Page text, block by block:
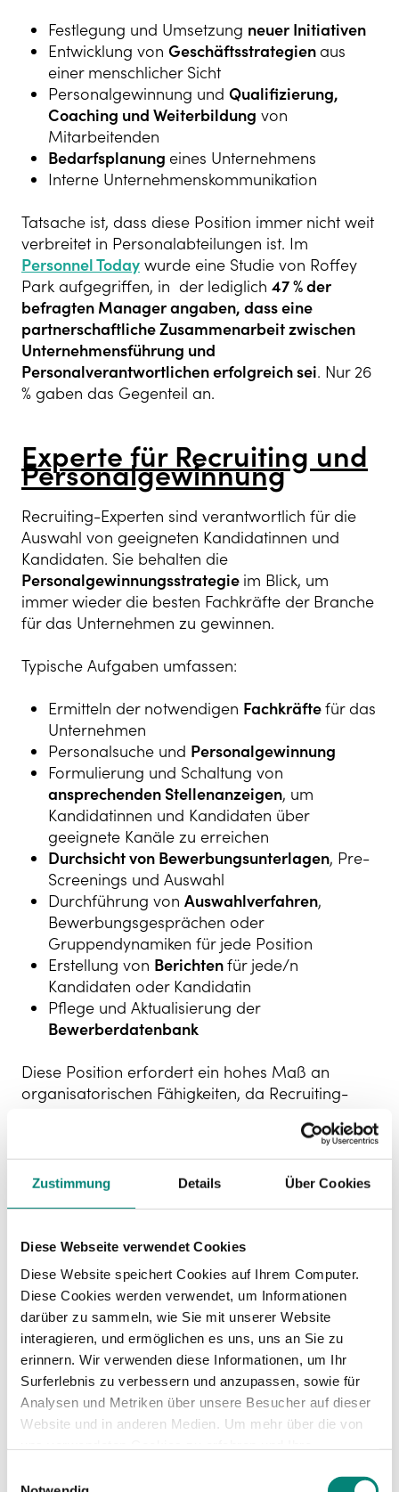
Zustimmung Details Über Cookies
Diese Webseite verwendet Cookies
Diese Website speichert Cookies auf Ihrem Computer.
Diese Cookies werden verwendet, um Informationen
darüber zu sammeln, wie Sie mit unserer Website
interagieren, und ermöglichen es uns, uns an Sie zu
erinnern. Wir verwenden diese Informationen, um Ihr
Surferlebnis zu verbessern und anzupassen, sowie für
Analysen und Metriken über unsere Besucher auf dieser
Website und in anderen Medien. Um mehr über die von
Datenschutzerklärung
Festlegung und Umsetzung neuer Initiativen
Entwicklung von Geschäftsstrategienaus
einer menschlicher Sicht
Personalgewinnung und Qualifizierung,
Coaching und Weiterbildung von
Mitarbeitenden
Bedarfsplanung eines Unternehmens
Interne Unternehmenskommunikation
Tatsache ist, dass diese Position immer nicht weit
verbreitet in Personalabteilungen ist. Im
Personnel Today wurde eine Studie von Roffey
Park aufgegriffen, in der lediglich 47 % der
befragten Manager angaben, dass eine
partnerschaftliche Zusammenarbeit zwischen
Unternehmensführung und
Personalverantwortlichen erfolgreich sei. Nur 26
% gaben das Gegenteil an.
Experte für Recruiting und
Personalgewinnung
Recruiting-Experten sind verantwortlich für die
Auswahl von geeigneten Kandidatinnen und
Kandidaten. Sie behalten die
Personalgewinnungsstrategie im Blick, um
immer wieder die besten Fachkräfte der Branche
für das Unternehmen zu gewinnen.
Typische Aufgaben umfassen:
Ermitteln der notwendigen Fachkräftefür das
Unternehmen
Personalsuche und Personalgewinnung
Formulierung und Schaltung von
ansprechenden Stellenanzeigen, um
Kandidatinnen und Kandidaten über
geeignete Kanäle zu erreichen
Durchsicht von Bewerbungsunterlagen, Pre-
Screenings und Auswahl
Durchführung von Auswahlverfahren,
Bewerbungsgesprächen oder
Gruppendynamiken für jede Position
Erstellung von Berichtenfür jede/n
Kandidaten oder Kandidatin
Pflege und Aktualisierung der
Bewerberdatenbank
Diese Position erfordert ein hohes Maß an
organisatorischen Fähigkeiten, da Recruiting-
Vielzahl an Bewerbern stehen und täglich zig E-
Mails beantworten müssen. Um diese Aufgabe
optimal zu bewältigen, kommt normalerweise
Tracking System, kurz: ATS)zum Einsatz. Also
ein CRM, das darauf ausgelegt ist,
Kandidatinnen und Kandidaten in jeder Phase
des Bewerbungsprozesses im Blick zu behalten
und Follow-ups zu erleichtern.